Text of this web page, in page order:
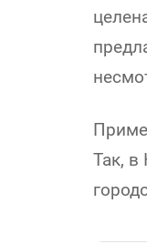
Так,